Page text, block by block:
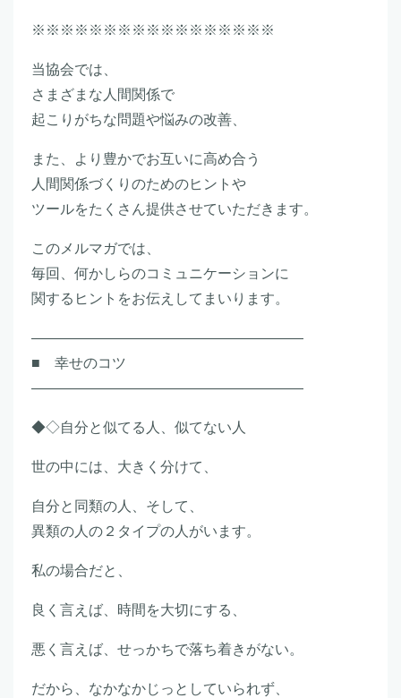
※※※※※※※※※※※※※※※※※
当協会では、
さまざまな人間関係で
起こりがちな問題や悩みの改善、
また、より豊かでお互いに高め合う
人間関係づくりのためのヒントや
ツールをたくさん提供させていただきます。
このメルマガでは、
毎回、何かしらのコミュニケーションに
関するヒントをお伝えしてまいります。
―――――――――――――――――――
■ 幸せのコツ
―――――――――――――――――――
◆◇自分と似てる人、似てない人
世の中には、大きく分けて、
自分と同類の人、そして、
異類の人の２タイプの人がいます。
私の場合だと、
良く言えば、時間を大切にする、
悪く言えば、せっかちで落ち着きがない。
だから、なかなかじっとしていられず、